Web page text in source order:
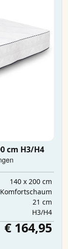
cm H3/H4
140 x 200 cm
Komfortschaum
21 cm
H3/H4
€ 164,95